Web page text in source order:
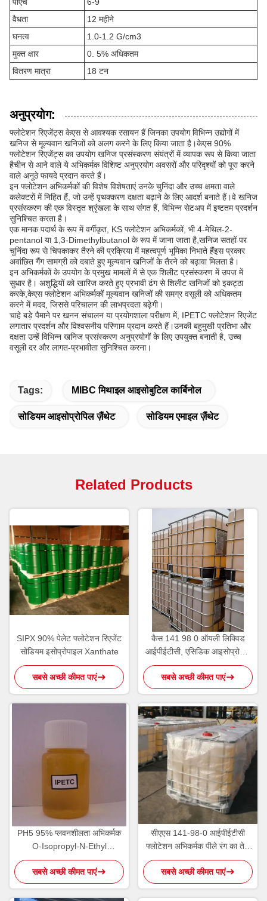
वैधता
12 महीने
घनत्व
1.0-1.2 G/cm3
मुक्त क्षार
0. 5% अधिकतम
वितरण मात्रा
18 टन
अनुप्रयोग:
फ्लोटेशन रिएजेंट्स केएस से आवश्यक रसायन हैं जिनका उपयोग विभिन्न उद्योगों में
खनिज से मूल्यवान खनिजों को अलग करने के लिए किया जाता है।केएस 90%
फ्लोटेशन रिएजेंट्स का उपयोग खनिज प्रसंस्करण संयंत्रों में व्यापक रूप से किया जाता
हैचीन से आने वाले ये अभिकर्मक विशिष्ट अनुप्रयोग अवसरों और परिदृश्यों को पूरा करने
वाले अनूठे फायदे प्रदान करते हैं।
इन फ्लोटेशन अभिकर्मकों की विशेष विशेषताएं उनके चुनिंदा और उच्च क्षमता वाले
कलेक्टरों में निहित हैं, जो उन्हें पृथक्करण दक्षता बढ़ाने के लिए आदर्श बनाते हैं।वे खनिज
प्रसंस्करण की एक विस्तृत श्रृंखला के साथ संगत हैं, विभिन्न सेटअप में इष्टतम प्रदर्शन
सुनिश्चित करता है।
एक मानक पदार्थ के रूप में वर्गीकृत, KS फ्लोटेशन अभिकर्मकों, भी 4-मेथिल-2-
pentanol या 1,3-Dimethylbutanol के रूप में जाना जाता है,खनिज सतहों पर
चुनिंदा रूप से चिपकाकर तैरने की प्रक्रिया में महत्वपूर्ण भूमिका निभाते हैंइस प्रकार
अवांछित गैंग सामग्री को दबाते हुए मूल्यवान खनिजों के तैरने को बढ़ावा मिलता है।
इन अभिकर्मकों के उपयोग के प्रमुख मामलों में से एक शिलीट प्रसंस्करण में उपज में
सुधार है। अशुद्धियों को खारिज करते हुए प्रभावी ढंग से शिलीट खनिजों को इकट्ठा
करके,केएस फ्लोटेशन अभिकर्मकों मूल्यवान खनिजों की समग्र वसूली को अधिकतम
करने में मदद, जिससे परिचालन की लाभप्रदता बढ़ेगी।
चाहे बड़े पैमाने पर खनन संचालन या प्रयोगशाला परीक्षण में, IPETC फ्लोटेशन रिएजेंट
लगातार प्रदर्शन और विश्वसनीय परिणाम प्रदान करते हैं।उनकी बहुमुखी प्रतिभा और
दक्षता उन्हें विभिन्न खनिज प्रसंस्करण अनुप्रयोगों के लिए उपयुक्त बनाती है, उच्च
वसूली दर और लागत-प्रभावीता सुनिश्चित करना।
Tags: MIBC मिथाइल आइसोबुटिल कार्बिनोल
सोडियम आइसोप्रोपिल ज़ैंथेट सोडियम एमाइल ज़ैंथेट
Related Products
SIPX 90% पेलेट फ्लोटेशन रिएजेंट
सोडियम इसोप्रोपाइल Xanthate
सबसे अच्छी कीमत पाएं
कैस 141 98 0 ऑयली लिक्विड
आईपीईटीसी, एसिडिक आइसोप्रोपिल
एथिल थियोनोकार्बामेट
सबसे अच्छी कीमत पाएं
PH5 95% प्लवनशीलता अभिकर्मक
O-Isopropyl-N-Ethyl
थियोनोकार्बामेट IPETC AERO
3894
सबसे अच्छी कीमत पाएं
सीएएस 141-98-0 आईपीईटीसी
फ्लोटेशन अभिकर्मक पीले रंग का तेल
तरल Oil
सबसे अच्छी कीमत पाएं